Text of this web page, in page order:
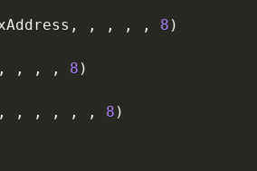
, , , , , 8 )
, , , , 8 )
, , , , , , 8 )